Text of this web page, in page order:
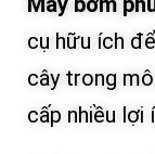
cụ hữu ích
cây trong
cấp nhiều lợi